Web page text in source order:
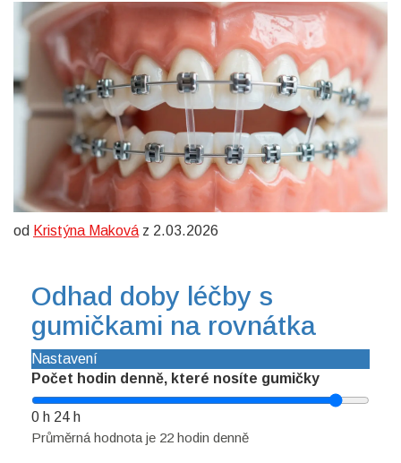
od Kristýna Maková z 2.03.2026
Odhad doby léčby s
gumičkami na rovnátka
Nastavení
Počet hodin denně, které nosíte gumičky
0 h 24 h
Průměrná hodnota je 22 hodin denně